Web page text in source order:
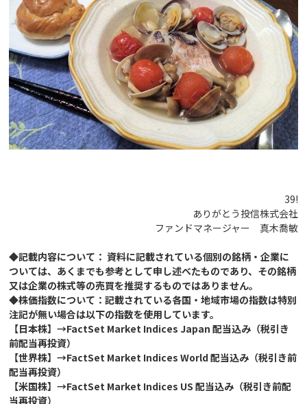
39!
ありがとう投信株式会社
ファンドマネージャー 真木喬敏
◆記載内容について： 資料に記載されている個別の銘柄・企業に
ついては、あくまでも参考として申し述べたものであり、その銘柄
又は企業の株式等の売買を推奨するものではありません。
◆株価指数について：記載されている各国・地域市場の指数は特別
注記が無い場合は以下の指数を使用しています。
【日本株】→FactSet Market Indices Japan 配当込み（税引き
前配当再投資）
【世界株】→FactSet Market Indices World 配当込み（税引き前
配当再投資）
【米国株】→FactSet Market Indices US 配当込み（税引き前配
当再投資）